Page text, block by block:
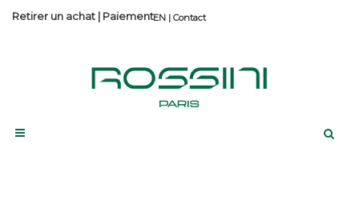
Contact
Retirer un achat | Paiement